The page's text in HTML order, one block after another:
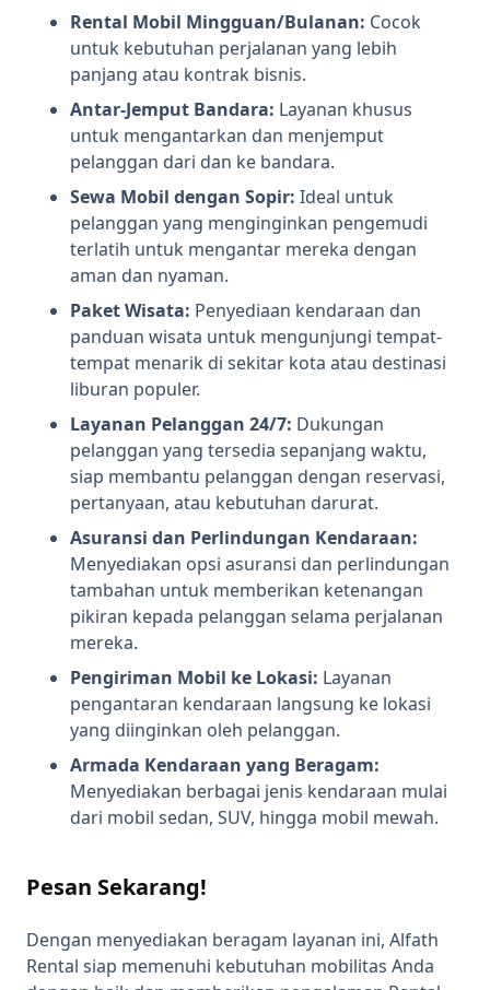
Rental Mobil Mingguan/Bulanan: Cocok
untuk kebutuhan perjalanan yang lebih
panjang atau kontrak bisnis.
Antar-Jemput Bandara: Layanan khusus
untuk mengantarkan dan menjemput
pelanggan dari dan ke bandara.
Sewa Mobil dengan Sopir: Ideal untuk
pelanggan yang menginginkan pengemudi
terlatih untuk mengantar mereka dengan
aman dan nyaman.
Paket Wisata: Penyediaan kendaraan dan
panduan wisata untuk mengunjungi tempat-
tempat menarik di sekitar kota atau destinasi
liburan populer.
Layanan Pelanggan 24/7: Dukungan
pelanggan yang tersedia sepanjang waktu,
siap membantu pelanggan dengan reservasi,
pertanyaan, atau kebutuhan darurat.
Asuransi dan Perlindungan Kendaraan:
Menyediakan opsi asuransi dan perlindungan
tambahan untuk memberikan ketenangan
pikiran kepada pelanggan selama perjalanan
mereka.
Pengiriman Mobil ke Lokasi: Layanan
pengantaran kendaraan langsung ke lokasi
yang diinginkan oleh pelanggan.
Armada Kendaraan yang Beragam:
Menyediakan berbagai jenis kendaraan mulai
dari mobil sedan, SUV, hingga mobil mewah.
Pesan Sekarang!
Dengan menyediakan beragam layanan ini, Alfath
Rental siap memenuhi kebutuhan mobilitas Anda